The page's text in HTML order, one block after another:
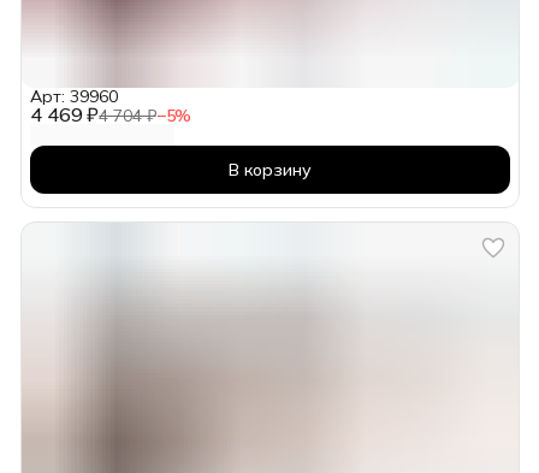
4 469 ₽4 704 ₽−5%
Арт: 39960
В корзину